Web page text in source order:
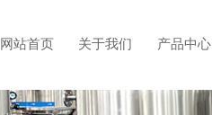
网站首页 关于我们 产品中心